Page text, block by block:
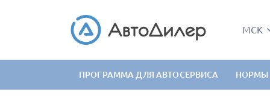
МСК
ПРОГРАММА ДЛЯ АВТОСЕРВИСА НОРМЫ